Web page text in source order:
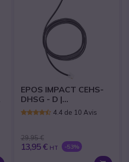
EPOS IMPACT CEHS-
DHSG - D |
Accessoires4.4 de 10 Avis
29,95 €
13,95 € HT -53%